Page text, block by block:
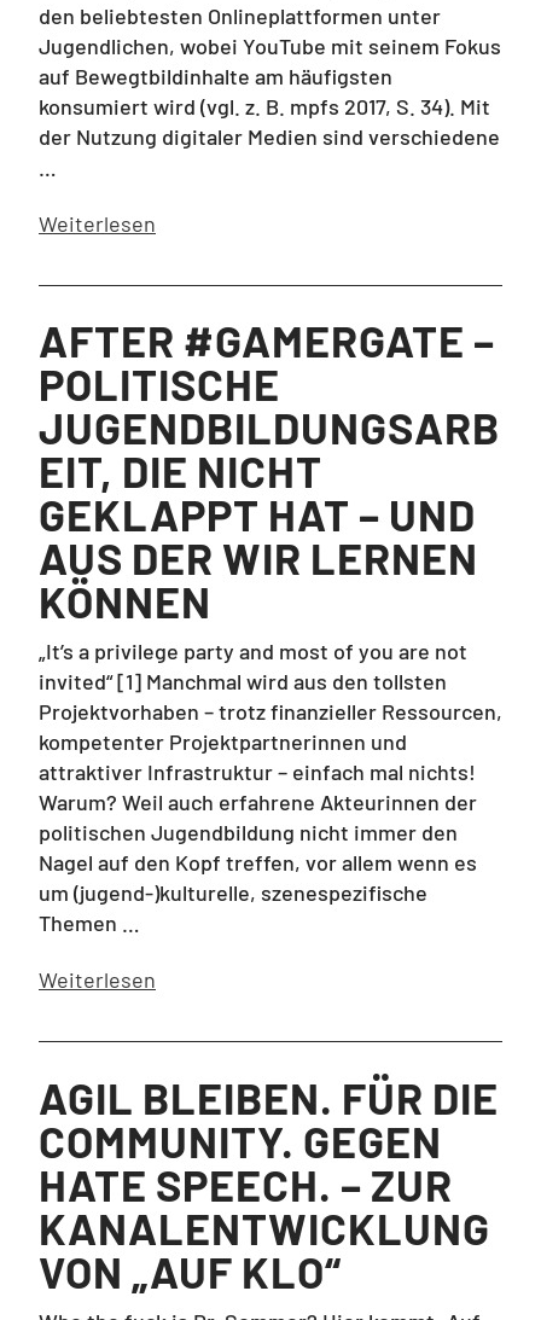
den beliebtesten Onlineplattformen unter
Jugendlichen, wobei YouTube mit seinem Fokus
auf Bewegtbildinhalte am häufigsten
konsumiert wird (vgl. z. B. mpfs 2017, S. 34). Mit
der Nutzung digitaler Medien sind verschiedene
…
Weiterlesen
AFTER #GAMERGATE –
POLITISCHE
JUGENDBILDUNGSARB
EIT, DIE NICHT
GEKLAPPT HAT – UND
AUS DER WIR LERNEN
KÖNNEN
„It’s a privilege party and most of you are not
invited“ [1] Manchmal wird aus den tollsten
Projektvorhaben – trotz finanzieller Ressourcen,
kompetenter Projektpartnerinnen und
attraktiver Infrastruktur – einfach mal nichts!
Warum? Weil auch erfahrene Akteurinnen der
politischen Jugendbildung nicht immer den
Nagel auf den Kopf treffen, vor allem wenn es
um (jugend-)kulturelle, szenespezifische
Themen …
Weiterlesen
AGIL BLEIBEN. FÜR DIE
COMMUNITY. GEGEN
HATE SPEECH. – ZUR
KANALENTWICKLUNG
VON „AUF KLO“